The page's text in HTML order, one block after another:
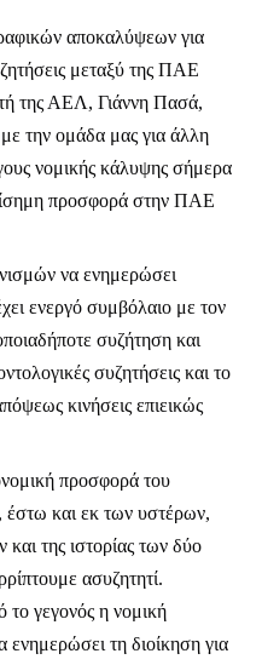
αποκαλύψεων για
μεταξύ της ΠΑΕ
της ΑΕΛ, Γιάννη Πασά,
την ομάδα μας για άλλη
νομικής κάλυψης σήμερα
προσφορά στην ΠΑΕ
να ενημερώσει
ενεργό συμβόλαιο με τον
συζήτηση και
συζητήσεις και το
κινήσεις επιεικώς
προσφορά του
έστω και εκ των υστέρων,
της ιστορίας των δύο
ασυζητητί.
το γεγονός η νομική
τη διοίκηση για